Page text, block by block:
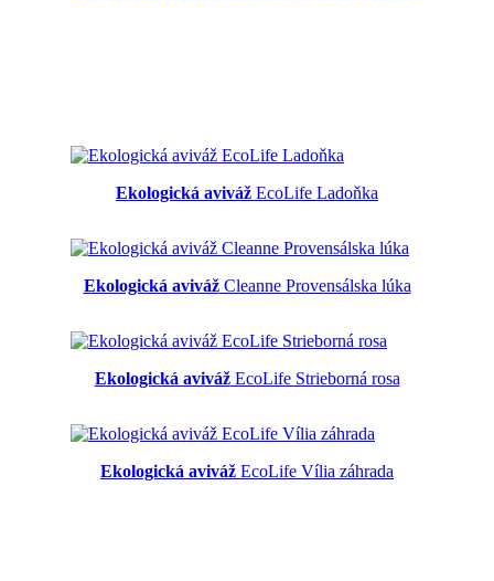
Ekologická aviváž EcoLife Ladoňka
Ekologická avivážCleanne Provensálska lúka
Ekologická avivážEcoLife Strieborná rosa
Ekologická aviváž EcoLife Vília záhrada